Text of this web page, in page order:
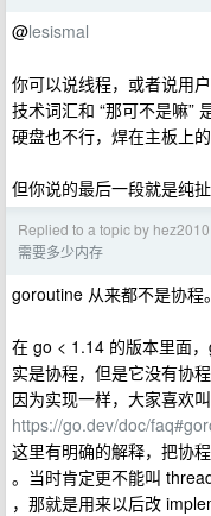
@lesismal
你可以说线程，或者说用户
技术词汇和 “那可不是嘛”
硬盘也不行，焊在主板上的
但你说的最后一段就是纯
Replied to a topic by hez2010
需要多少内存
goroutine 从来都不是协程。
在 go < 1.14 的版本里面
实是协程，但是它没有协
因为实现一样，大家喜欢
https://go.dev/doc/
这里有明确的解释，把协
。当时肯定更不能叫
，那就是用来以后改